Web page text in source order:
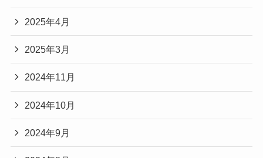
2025年4月
2025年3月
2024年11月
2024年10月
2024年9月